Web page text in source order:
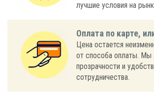
лучшие условия на
Оплата по карте,
Цена остается
от способа оплаты. Мы
прозрачности и
сотрудничества.